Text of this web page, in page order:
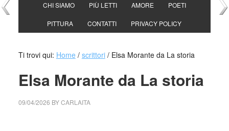
CHI SIAMO PIÙ LETTI AMORE POETI
PITTURA CONTATTI PRIVACY POLICY
Ti trovi qui: Home / scrittori /Elsa Morante da La storia
Elsa Morante da La storia
09/04/2026 BYCARLAITA